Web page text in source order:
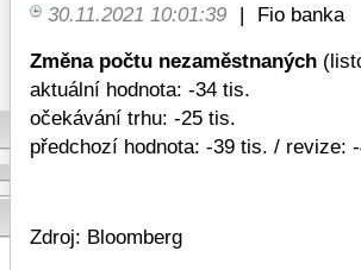
30.11.2021 10:01:39 |
Fio banka
Změna počtu nezaměstnaných
aktuální hodnota: -34 tis.
očekávání trhu: -25 tis.
předchozí hodnota: -39 tis. / revize:
Zdroj: Bloomberg